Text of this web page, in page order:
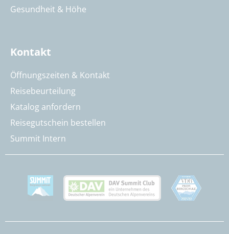
Gesundheit & Höhe
Kontakt
Öffnungszeiten & Kontakt
Reisebeurteilung
Katalog anfordern
Reisegutschein bestellen
Summit Intern